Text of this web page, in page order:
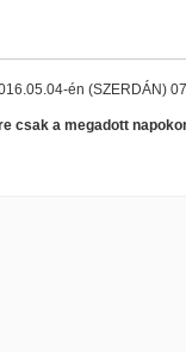
én (SZERDÁN)
csak a megadott